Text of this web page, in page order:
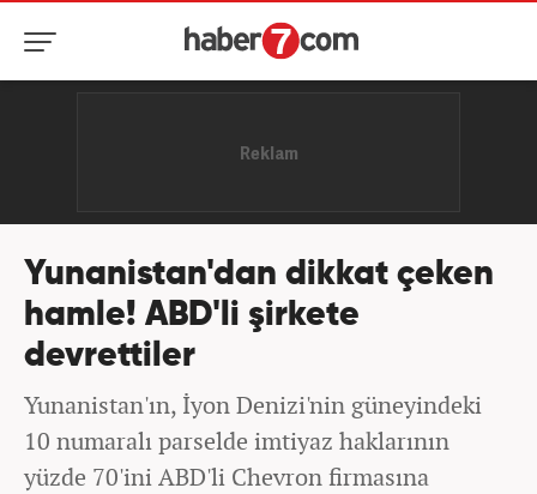
Yunanistan'dan dikkat çeken
hamle! ABD'li şirkete
devrettiler
Yunanistan'ın, İyon Denizi'nin güneyindeki
10 numaralı parselde imtiyaz haklarının
yüzde 70'ini ABD'li Chevron firmasına